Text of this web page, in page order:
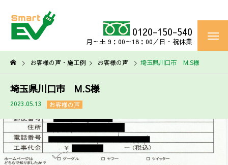
0120-150-540
月～土 9：00～18：00／日・祝休業
お客様の声・施工例 お客様の声 埼玉県川口市 M.S様
埼玉県川口市 M.S様
2023.05.13 お客様の声